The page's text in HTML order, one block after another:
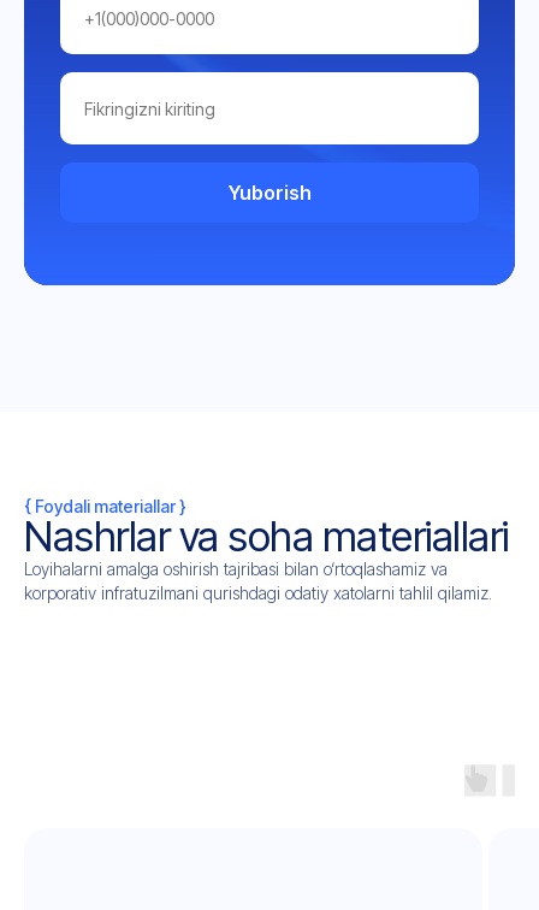
Yuborish
{ Foydali materiallar }
Nashrlar va soha materiallari
Loyihalarni amalga oshirish tajribasi bilan o‘rtoqlashamiz va
korporativ infratuzilmani qurishdagi odatiy xatolarni tahlil qilamiz.